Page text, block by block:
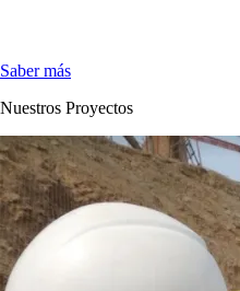
Saber más
Nuestros Proyectos